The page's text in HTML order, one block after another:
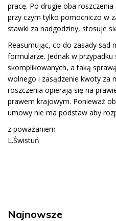
pracę. Po drugie oba
przy czym tylko pomocniczo w
stawki za nadgodziny, stosuje
Reasumując, co do zasady sąd
formularze. Jednak w przypadku
skomplikowanych, a taką
wolnego i zasądzenie kwoty za
roszczenia opierają się na
prawem krajowym. Ponieważ
umowy nie ma podstaw aby
z poważaniem
L.Świstuń
Najnowsze